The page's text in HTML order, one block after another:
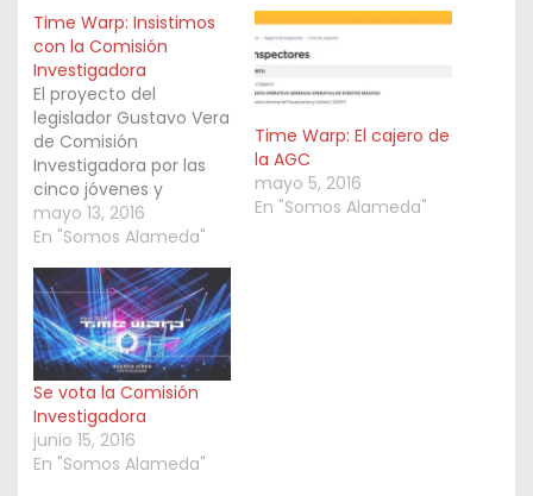
n
g
…
Time Warp: Insistimos
con la Comisión
Investigadora
El proyecto del
legislador Gustavo Vera
de Comisión
Investigadora por las
cinco jóvenes y
decenas de internados
por el consumo de
Warp en Costa
Salguero sigue siendo
discutida en la
Legislatura porteña.
mayo 13, 2016
En "Somos Alameda"
Time Warp: El cajero de
la AGC
mayo 5, 2016
En "Somos Alameda"
Se vota la Comisión
Investigadora
junio 15, 2016
En "Somos Alameda"